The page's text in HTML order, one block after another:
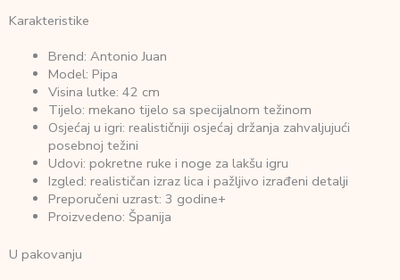
Karakteristike
Brend: Antonio Juan
Model: Pipa
Visina lutke: 42 cm
Tijelo: mekano tijelo sa specijalnom težinom
Osjećaj u igri: realističniji osjećaj držanja zahvaljujući
posebnoj težini
Udovi: pokretne ruke i noge za lakšu igru
Izgled: realističan izraz lica i pažljivo izrađeni detalji
Preporučeni uzrast: 3 godine+
Proizvedeno: Španija
U pakovanju